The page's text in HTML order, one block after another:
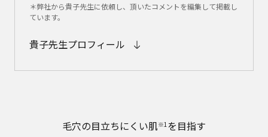
＊弊社から貴子先生に依頼し、頂いたコメントを編集して掲載し
ています。
貴子先生プロフィール
毛穴の目立ちにくい肌※1 を目指す